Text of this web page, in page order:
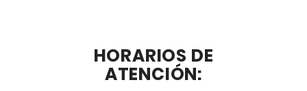
HORARIOS DE
ATENCIÓN: